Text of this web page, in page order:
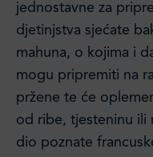
jednostavne za
djetinjstva sjećate
mahuna, o kojima i
mogu pripremiti na
pržene te će
od ribe, tjesteninu ili
dio poznate